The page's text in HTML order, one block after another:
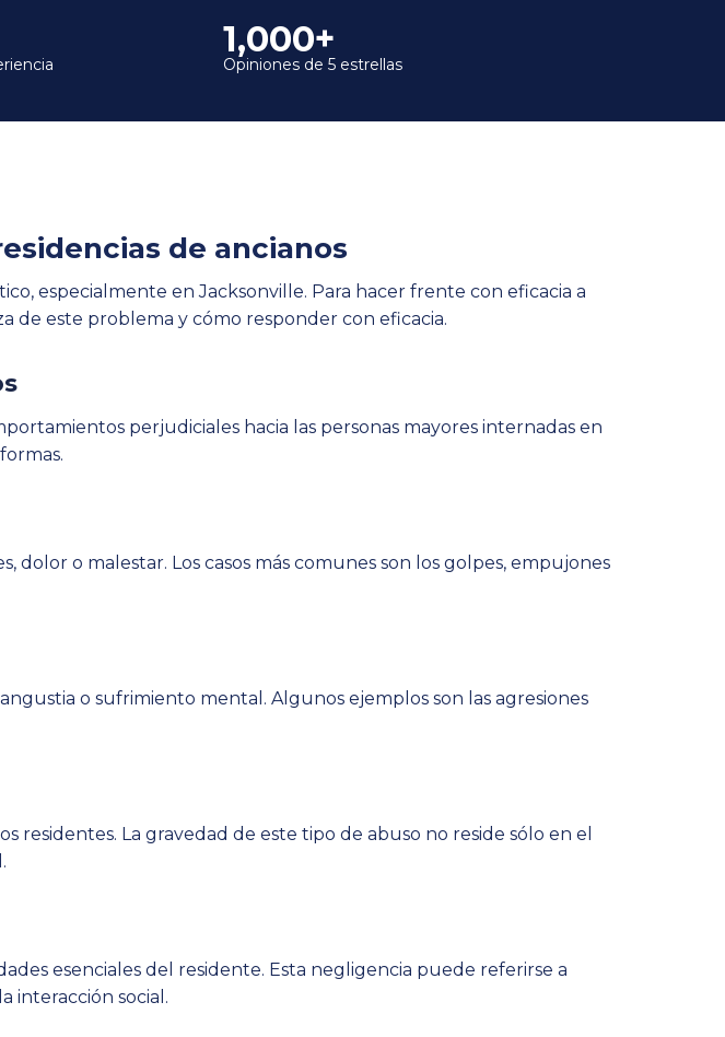
1,000+
Opiniones de 5 estrellas
de ancianos
especialmente en Jacksonville. Para hacer frente con eficacia a
de este problema y cómo responder con eficacia.
perjudiciales hacia las personas mayores internadas en
o malestar. Los casos más comunes son los golpes, empujones
o sufrimiento mental. Algunos ejemplos son las agresiones
residentes. La gravedad de este tipo de abuso no reside sólo en el
esenciales del residente. Esta negligencia puede referirse a
interacción social.